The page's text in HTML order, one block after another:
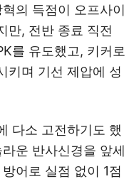
의 득점이 오프사이
만, 전반 종료 직전
를 유도했고, 키커로
키며 기선 제압에 성
다소 고전하기도 했
운 반사신경을 앞세
어로 실점 없이 1점